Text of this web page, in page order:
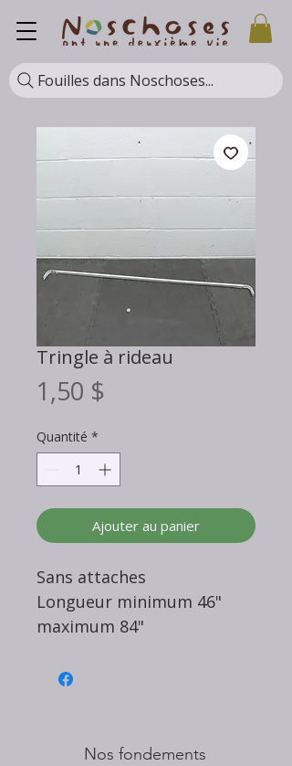
Fouilles dans Noschoses...
Tringle à rideau
1,50 $
Quantité *
Ajouter au panier
Sans attaches
Longueur minimum 46"
maximum 84"
Nos fondements